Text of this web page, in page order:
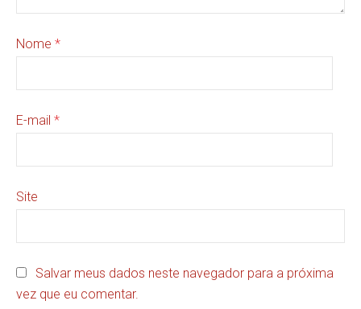
Nome *
E-mail *
Site
Salvar meus dados neste navegador para a próxima
vez que eu comentar.